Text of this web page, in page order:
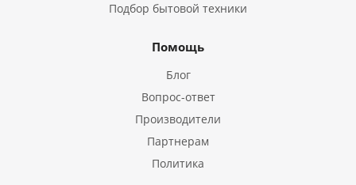
Подбор бытовой техники
Помощь
Блог
Вопрос-ответ
Производители
Партнерам
Политика